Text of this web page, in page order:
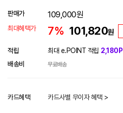
판매가 109,000원
최대혜택가 7% 101,820원
적립 최대 e.POINT 적립 2,180P
배송비
무료배송
카드혜택 카드사별 무이자 혜택 >